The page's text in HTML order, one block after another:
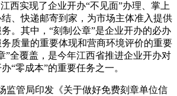
西实现了企业开办“不见面”办理、掌上
、快递邮寄到家，为市场主体准入提供
。其中，“刻制公章”是企业开办的必办
质量的重要体现和营商环境评价的重要
”全覆盖，是今年江西省推进企业开办对
“零成本”的重要任务之一。
监管局印发《关于做好免费刻章单位信